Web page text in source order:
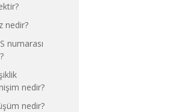
nedir?
numarası
nedir?
nedir?